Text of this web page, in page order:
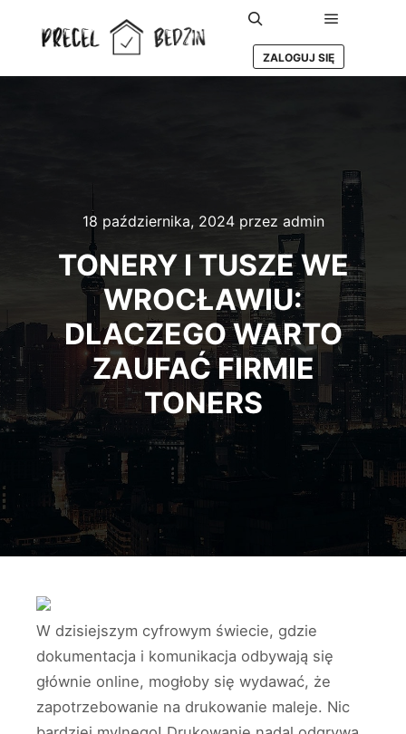
Szukaj Główne
ZALOGUJ SIĘ
18 października, 2024przez admin
TONERY I TUSZE WE
WROCŁAWIU:
DLACZEGO WARTO
ZAUFAĆ FIRMIE
TONERS
W dzisiejszym cyfrowym świecie, gdzie
dokumentacja i komunikacja odbywają się
głównie online, mogłoby się wydawać, że
zapotrzebowanie na drukowanie maleje. Nic